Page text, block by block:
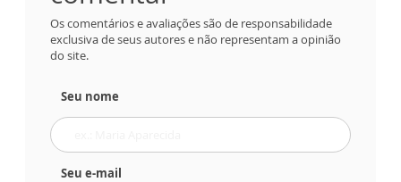
Os comentários e avaliações são de responsabilidade
exclusiva de seus autores e não representam a opinião
do site.
Seu nome
Seu e-mail